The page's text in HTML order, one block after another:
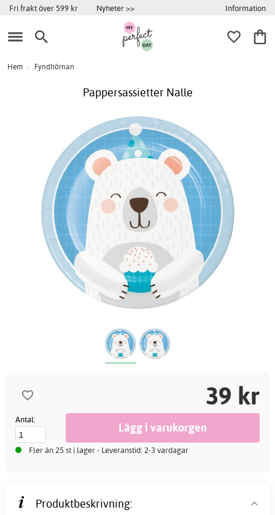
Fri frakt över 599 kr Nyheter >> Information
Hem > Fyndhörnan
Pappersassietter Nalle
39 kr
Antal:
Fler än 25 st i lager - Leveranstid: 2-3 vardagar
Produktbeskrivning: